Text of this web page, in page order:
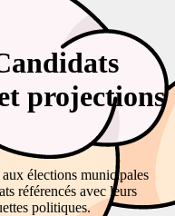
projections
élections municipales
référencés avec leurs
politiques.